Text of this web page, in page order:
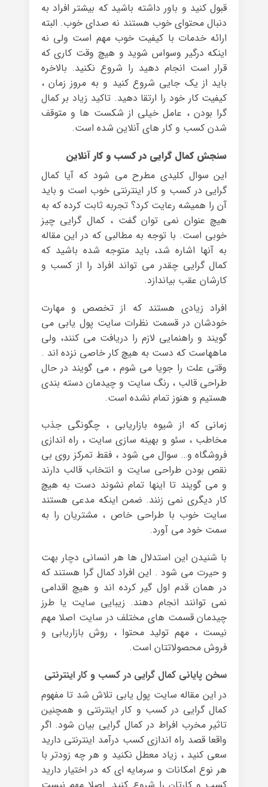
قبول کنید و باور داشته باشید که بیشتر افراد به
دنبال محتوای خوب هستند نه صدای خوب. البته
ارائه خدمات با کیفیت خوب مهم است ولی نه
اینکه درگیر وسواس شوید و هیچ وقت کاری که
قرار است انجام دهید را شروع نکنید. بالاخره
باید از یک جایی شروع کنید و به مروز زمان ،
کیفیت کار خود را ارتقا دهید. تاکید زیاد بر کمال
گرا بودن ، عامل خیلی از شکست ها و متوقف
شدن کسب و کار های آنلاین شده است.
سنجش کمال گرایی در کسب و کار آنلاین
این سوال کلیدی مطرح می شود که آیا کمال
گرایی در کسب و کار اینترنتی خوب است و باید
آن را همیشه رعایت کرد؟ تجربه ثابت کرده که به
هیچ عنوان نمی توان گفت ، کمال گرایی چیز
خوبی است. با توجه به مطالبی که در این مقاله
به آنها اشاره شد، باید متوجه شده باشید که
کمال گرایی چقدر می تواند افراد را از کسب و
کارشان عقب بیاندازد.
افراد زیادی هستند که از تخصص و مهارت
خودشان در قسمت نظرات سایت پول یابی می
گویند و راهنمایی لازم را دریافت می کنند، ولی
ماههاست که دست به هیچ کار خاصی نزده اند .
وقتی علت را جویا می شوم ، می گویند در حال
طراحی قالب ، رنگ سایت و چیدمان دسته بندی
هستیم و هنوز تمام نشده است.
زمانی که از شیوه بازاریابی ، چگونگی جذب
مخاطب ، سئو و بهینه سازی سایت ، راه اندازی
فروشگاه و… سوال می شود ، فقط تمرکز روی بی
نقص بودن طراحی سایت و انتخاب قالب دارند
و می گویند تا اینها تمام نشوند دست به هیچ
کار دیگری نمی زنند. ضمن اینکه مدعی هستند
سایت خوب با طراحی خاص ، مشتریان را به
سمت خود می آورد.
با شنیدن این استدلال ها هر انسانی دچار بهت
و حیرت می شود . این افراد کمال گرا هستند که
در همان قدم اول گیر کرده اند و هیچ اقدامی
نمی توانند انجام دهند. زیبایی سایت یا طرز
چیدمان قسمت های مختلف در سایت اصلا مهم
نیست ، مهم تولید محتوا ، روش بازاریابی و
فروش محصولاتتان است.
سخن پایانی کمال گرایی در کسب و کار اینترنتی
در این مقاله سایت پول یابی تلاش شد تا مفهوم
کمال گرایی در کسب و کار اینترنتی و همچنین
تاثیر مخرب افراط در کمال گرایی بیان شود. اگر
واقعا قصد راه اندازی کسب درآمد اینترنتی دارید
سعی کنید ، زیاد معطل نکنید و هر چه زودتر با
هر نوع امکانات و سرمایه ای که در اختیار دارید